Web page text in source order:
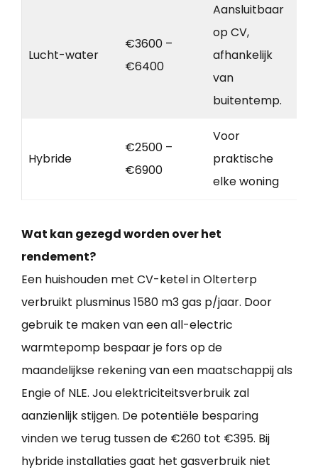
Lucht-water
€3600 –
€6400
Aansluitbaar
op CV,
afhankelijk
van
buitentemp.
Hybride
€2500 –
€6900
Voor
praktische
elke woning
Wat kan gezegd worden over het
rendement?
Een huishouden met CV-ketel in Olterterp
verbruikt plusminus 1580 m3 gas p/jaar. Door
gebruik te maken van een all-electric
warmtepomp bespaar je fors op de
maandelijkse rekening van een maatschappij als
Engie of NLE. Jou elektriciteitsverbruik zal
aanzienlijk stijgen. De potentiële besparing
vinden we terug tussen de €260 tot €395. Bij
hybride installaties gaat het gasverbruik niet